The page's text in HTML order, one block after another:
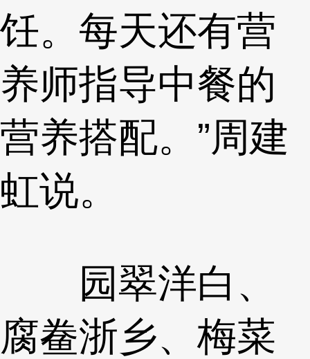
饪。每天还有营
养师指导中餐的
营养搭配。”周建
虹说。
园翠洋白、
腐鲞浙乡、梅菜